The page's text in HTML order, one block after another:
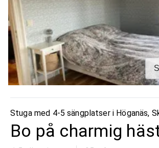
Stuga med 4-5 sängplatser i Höganäs,
Bo på charmig